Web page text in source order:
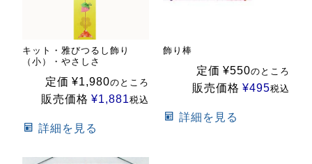
キット・雅びつるし飾り
（小）・やさしさ
定価 ¥1,980のところ
販売価格 ¥1,881税込
詳細を見る
飾り棒
定価 ¥550のところ
販売価格 ¥495税込
詳細を見る